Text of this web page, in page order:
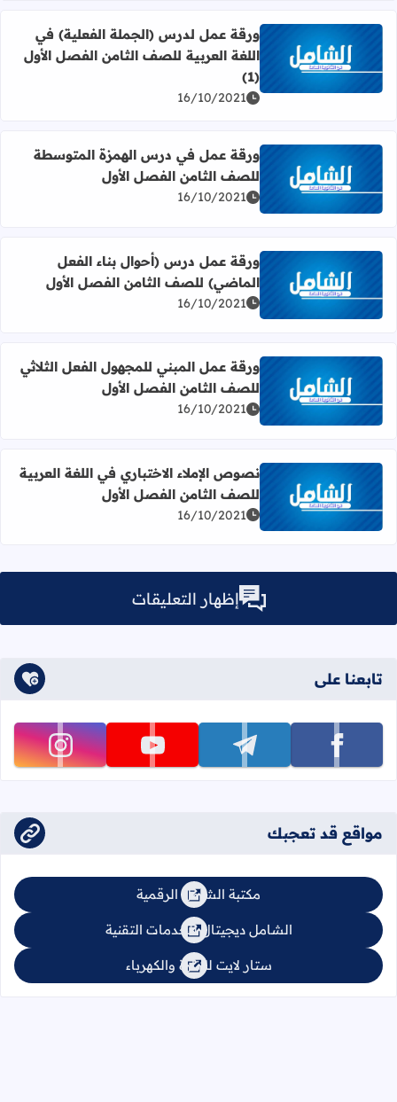
اقرأ المزيد عن ورقة عمل لدرس (الجملة الفعلية) في اللغة
ورقة عمل لدرس (الجملة الفعلية) في
اللغة العربية للصف الثامن الفصل الأول
(1)
16/10/2021
اقرأ المزيد عن ورقة عمل في درس الهمزة المتوسطة للصف
ورقة عمل في درس الهمزة المتوسطة
للصف الثامن الفصل الأول
16/10/2021
اقرأ المزيد عن ورقة عمل درس (أحوال بناء الفعل الماضي)
ورقة عمل درس (أحوال بناء الفعل
الماضي) للصف الثامن الفصل الأول
16/10/2021
اقرأ المزيد عن ورقة عمل المبني للمجهول الفعل الثلاثي
ورقة عمل المبني للمجهول الفعل الثلاثي
للصف الثامن الفصل الأول
16/10/2021
اقرأ المزيد عن نصوص الإملاء الاختباري في اللغة العربية
نصوص الإملاء الاختباري في اللغة العربية
للصف الثامن الفصل الأول
16/10/2021
إظهار التعليقات
تابعنا على
تابعنا على facebook تابعنا على telegram تابعنا على youtube تابعنا على instagram
مواقع قد تعجبك
مكتبة الشامل الرقمية
الشامل ديجيتال للخدمات التقنية
ستار لايت للإنارة والكهرباء